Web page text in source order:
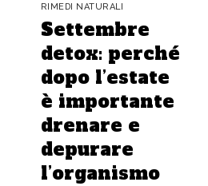
RIMEDI NATURALI
Settembre
detox: perché
dopo l’estate
è importante
drenare e
depurare
l’organismo